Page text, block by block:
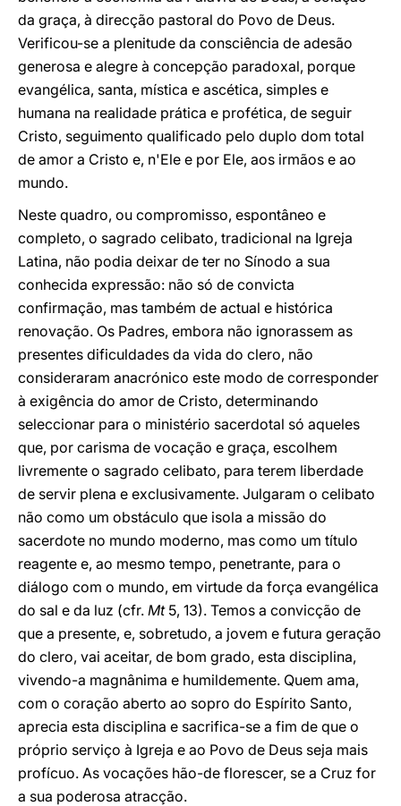
da graça, à direcção pastoral do Povo de Deus.
Verificou-se a plenitude da consciência de adesão
generosa e alegre à concepção paradoxal, porque
evangélica, santa, mística e ascética, simples e
humana na realidade prática e profética, de seguir
Cristo, seguimento qualificado pelo duplo dom total
de amor a Cristo e, n'Ele e por Ele, aos irmãos e ao
mundo.
Neste quadro, ou compromisso, espontâneo e
completo, o sagrado celibato, tradicional na Igreja
Latina, não podia deixar de ter no Sínodo a sua
conhecida expressão: não só de convicta
confirmação, mas também de actual e histórica
renovação. Os Padres, embora não ignorassem as
presentes dificuldades da vida do clero, não
consideraram anacrónico este modo de corresponder
à exigência do amor de Cristo, determinando
seleccionar para o ministério sacerdotal só aqueles
que, por carisma de vocação e graça, escolhem
livremente o sagrado celibato, para terem liberdade
de servir plena e exclusivamente. Julgaram o celibato
não como um obstáculo que isola a missão do
sacerdote no mundo moderno, mas como um título
reagente e, ao mesmo tempo, penetrante, para o
diálogo com o mundo, em virtude da força evangélica
do sal e da luz (cfr. Mt5, 13). Temos a convicção de
que a presente, e, sobretudo, a jovem e futura geração
do clero, vai aceitar, de bom grado, esta disciplina,
vivendo-a magnânima e humildemente. Quem ama,
com o coração aberto ao sopro do Espírito Santo,
aprecia esta disciplina e sacrifica-se a fim de que o
próprio serviço à Igreja e ao Povo de Deus seja mais
profícuo. As vocações hão-de florescer, se a Cruz for
a sua poderosa atracção.